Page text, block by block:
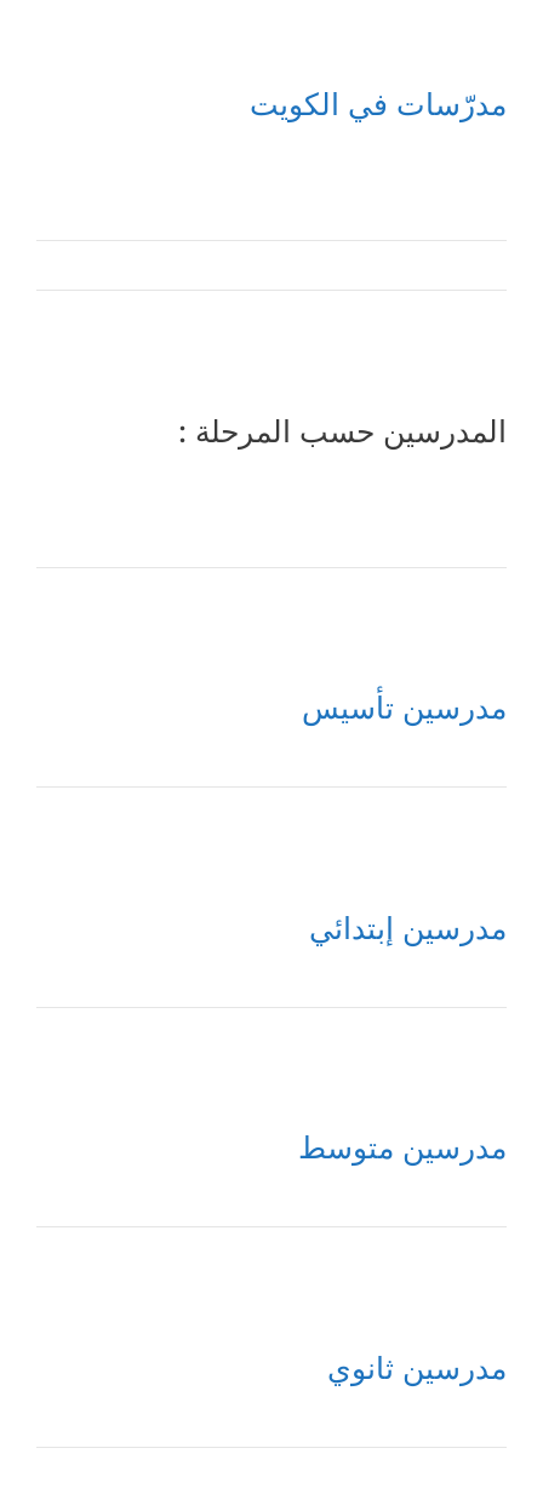
مدرّسات في الكويت
المدرسين حسب المرحلة :
مدرسين تأسيس
مدرسين إبتدائي
مدرسين متوسط
مدرسين ثانوي